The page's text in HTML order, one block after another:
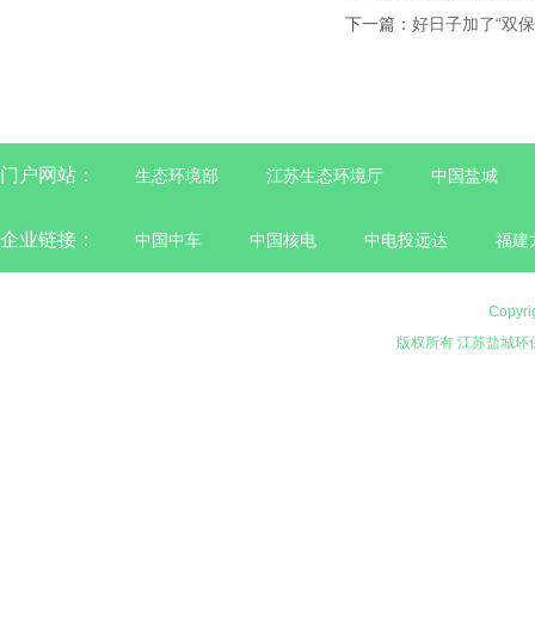
下一篇： 好日子加了“双
门户网站： 生态环境部 江苏生态环境厅 中国盐城
企业链接： 中国中车 中国核电 中电投远达 福建
版权所有 江苏盐城